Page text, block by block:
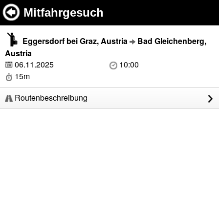
Mitfahrgesuch
Eggersdorf bei Graz, Austria
Bad Gleichenberg,
Austria
06.11.2025
10:00
15m
Routenbeschreibung